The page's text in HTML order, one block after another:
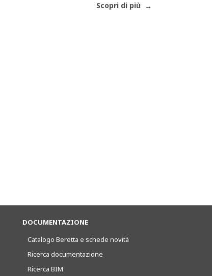
Scopri di più
DOCUMENTAZIONE
Catalogo Beretta e schede novità
Ricerca documentazione
Ricerca BIM